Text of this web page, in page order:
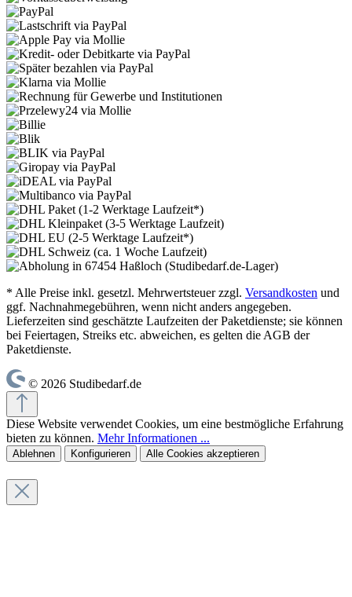
* Alle Preise inkl. gesetzl. Mehrwertsteuer zzgl. Versandkosten und
ggf. Nachnahmegebühren, wenn nicht anders angegeben.
Lieferzeiten sind geschätzte Laufzeiten der Paketdienste; sie können
bei Feiertagen, Streiks etc. abweichen, es gelten die AGB der
Paketdienste.
© 2026 Studibedarf.de
Diese Website verwendet Cookies, um eine bestmögliche Erfahrung
bieten zu können. Mehr Informationen ...
Ablehnen Konfigurieren Alle Cookies akzeptieren